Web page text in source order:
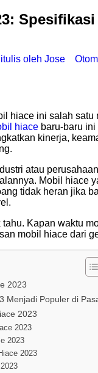
oleh Jose
hiace ini salah satu
hiace baru-baru
kinerja,
atau
Mobil hiace
tidak heran jika
Kapan waktu
mobil hiace dari
2023
Menjadi Populer di
2023
2023
2023
2023